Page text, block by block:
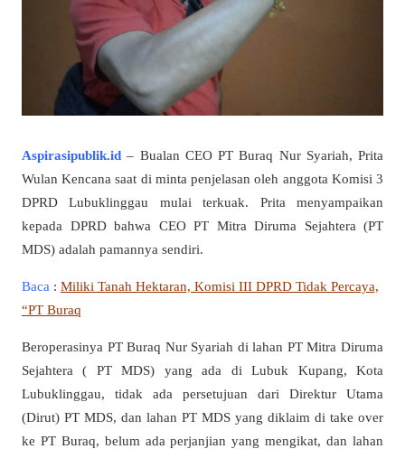
Aspirasipublik.id – Bualan CEO PT Buraq Nur Syariah, Prita
Wulan Kencana saat di minta penjelasan oleh anggota Komisi 3
DPRD Lubuklinggau mulai terkuak. Prita menyampaikan
kepada DPRD bahwa CEO PT Mitra Diruma Sejahtera (PT
MDS) adalah pamannya sendiri.
Baca : Miliki Tanah Hektaran, Komisi III DPRD Tidak Percaya,
“PT Buraq
Beroperasinya PT Buraq Nur Syariah di lahan PT Mitra Diruma
Sejahtera ( PT MDS) yang ada di Lubuk Kupang, Kota
Lubuklinggau, tidak ada persetujuan dari Direktur Utama
(Dirut) PT MDS, dan lahan PT MDS yang diklaim di take over
ke PT Buraq, belum ada perjanjian yang mengikat, dan lahan